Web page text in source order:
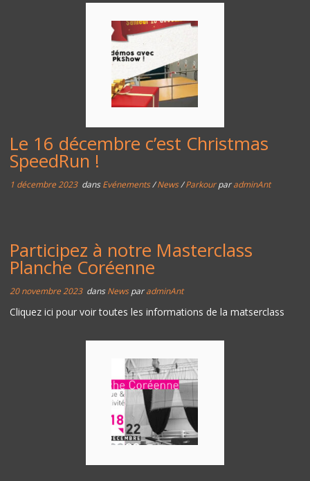
Le 16 décembre c’est Christmas
SpeedRun !
1 décembre 2023dansEvénements/News/ParkourparadminAnt
Participez à notre Masterclass
Planche Coréenne
20 novembre 2023dansNewsparadminAnt
Cliquez ici pour voir toutes les informations de la matserclass